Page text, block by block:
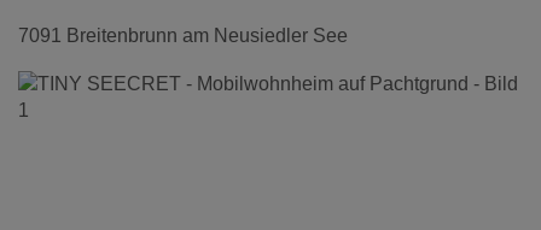
7091 Breitenbrunn am Neusiedler See